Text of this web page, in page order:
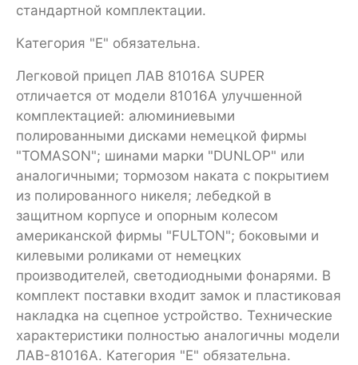
стандартной комплектации.
Категория "Е" обязательна.
Легковой прицеп ЛАВ 81016А SUPER
отличается от модели 81016А улучшенной
комплектацией: алюминиевыми
полированными дисками немецкой фирмы
"TOMASON"; шинами марки "DUNLOP" или
аналогичными; тормозом наката с покрытием
из полированного никеля; лебедкой в
защитном корпусе и опорным колесом
американской фирмы "FULTON"; боковыми и
килевыми роликами от немецких
производителей, светодиодными фонарями. В
комплект поставки входит замок и пластиковая
накладка на сцепное устройство. Технические
характеристики полностью аналогичны модели
ЛАВ-81016А. Категория "Е" обязательна.